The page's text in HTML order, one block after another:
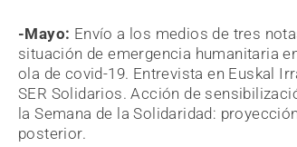
-Mayo: Envío a los medios de tres
situación de emergencia humanitaria
ola de covid-19. Entrevista en Euskal
SER Solidarios. Acción de
la Semana de la Solidaridad:
posterior.